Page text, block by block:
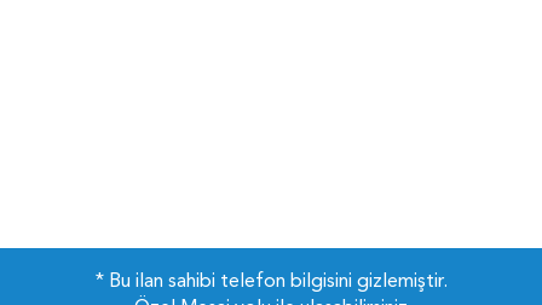
* Bu ilan sahibi telefon bilgisini gizlemiştir.